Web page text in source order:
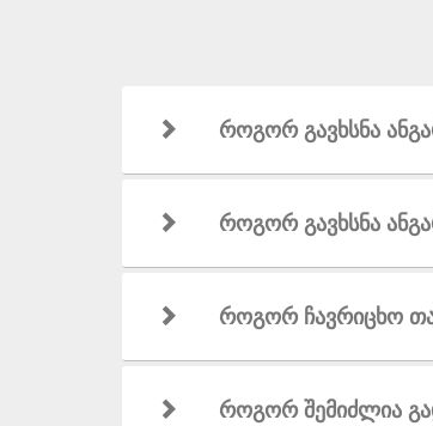
როგორ გავხსნა
როგორ გავხსნა
როგორ ჩავრიცხო
როგორ შემიძლია